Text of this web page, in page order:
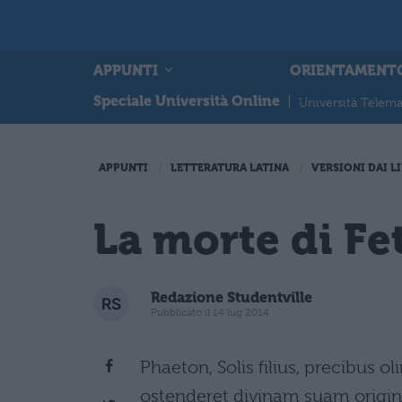
APPUNTI
Speciale Università Online
Università
APPUNTI LETTERATURA LATINA VERSIONI DAI
La morte di
Redazione Studentville
Pubblicato il 14 lug 2014
Phaeton, Solis filius, precibus
ostenderet divinam suam